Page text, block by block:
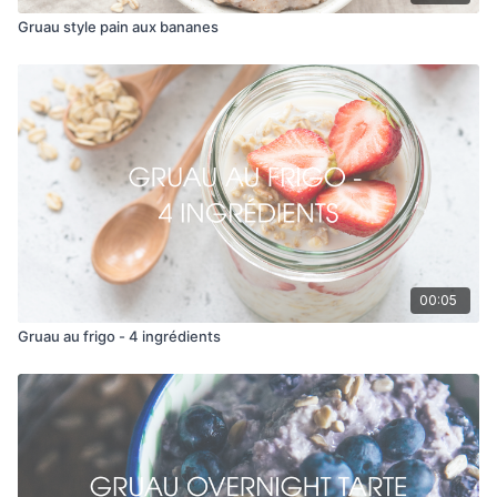
Gruau style pain aux bananes
00:05
Gruau au frigo - 4 ingrédients